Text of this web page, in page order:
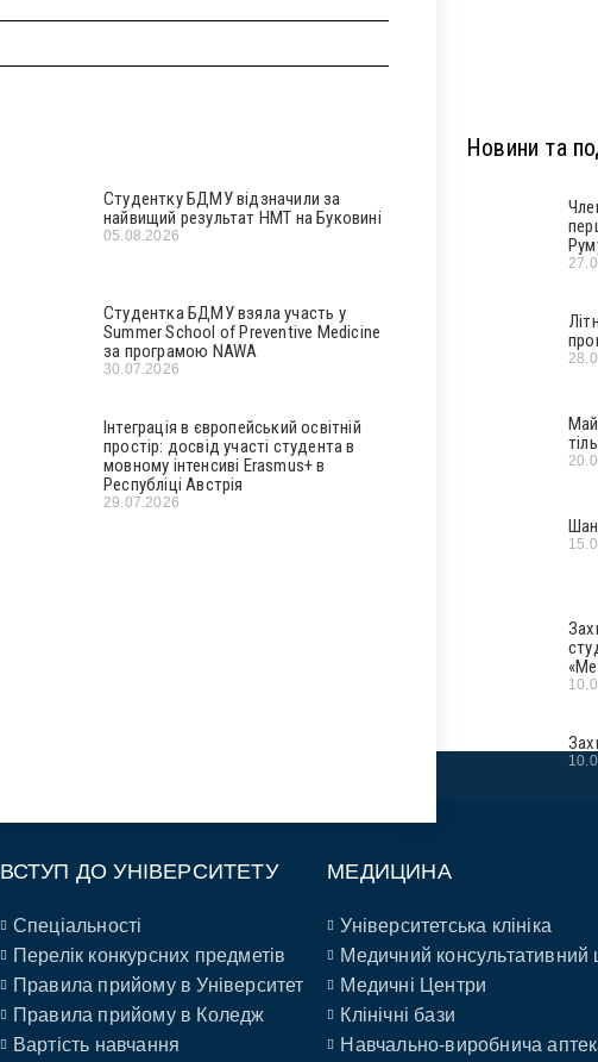
Студентку БДМУ відзначили за
найвищий результат НМТ на Буковині
05.08.2026
Студентка БДМУ взяла участь у
Summer School of Preventive Medicine
за програмою NAWA
30.07.2026
Інтеграція в європейський освітній
простір: досвід участі студента в
мовному інтенсиві Erasmus+ в
Республіці Австрія
29.07.2026
Новини та
ВСТУП ДО УНІВЕРСИТЕТУ
Спеціальності
Перелік конкурсних предметів
Правила прийому в Університет
Правила прийому в Коледж
Вартість навчання
МЕДИЦИНА
Університетська клініка
Медичний консультативний
Медичні Центри
Клінічні бази
Навчально-виробнича